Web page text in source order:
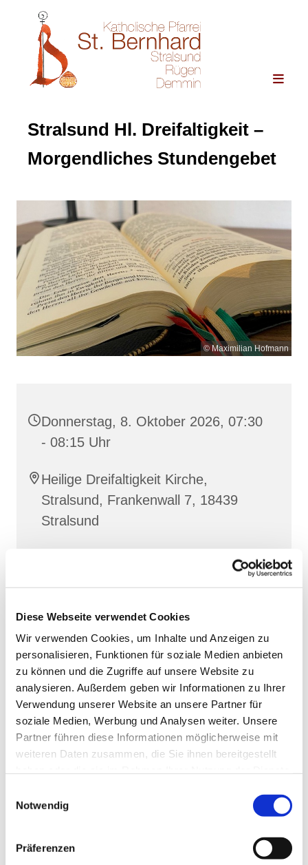
Diese Webseite verwendet Cookies
Wir verwenden Cookies, um Inhalte und Anzeigen zu
personalisieren, Funktionen für soziale Medien anbieten
zu können und die Zugriffe auf unsere Website zu
analysieren. Außerdem geben wir Informationen zu Ihrer
Verwendung unserer Website an unsere Partner für
soziale Medien, Werbung und Analysen weiter. Unsere
Partner führen diese Informationen möglicherweise mit
weiteren Daten zusammen, die Sie ihnen bereitgestellt
Notwendig
Präferenzen
Stralsund Hl. Dreifaltigkeit –
Morgendliches Stundengebet
© Maximilian Hofmann
Donnerstag, 8. Oktober 2026, 07:30
- 08:15 Uhr
Heilige Dreifaltigkeit Kirche,
Stralsund, Frankenwall 7, 18439
Stralsund
Lesehore
und die Laudes
. Dazu hören wir das
stiller Meditation.
ZumMitbetenempfehlen wirstundengebet.de
das auch als kostenloseAndroid- undiOS-App
zur Verfügung steht.